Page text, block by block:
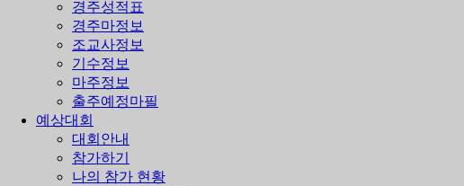
경주성적표
경주마정보
조교사정보
기수정보
마주정보
출주예정마필
예상대회
대회안내
참가하기
나의 참가 현황